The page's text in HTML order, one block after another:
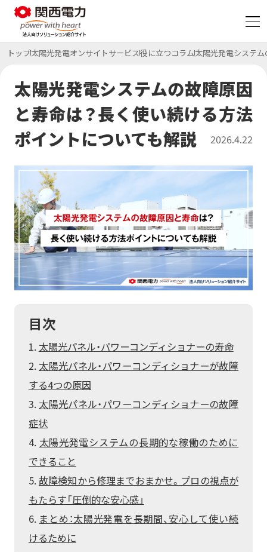
特集ページ
サービス
初期費用ゼロ・メンテもおまかせ
太陽光発電オンサイトサービス
CO₂フリー電気料金メニュー
再エネECOプラン
太陽光とセットで更なるコスト削減・脱炭素
車両・充電器もまるっとおまかせ
オフサイトPPA
その他のサービスを見る
ご採用事例
太陽光発電・再エネECOプラン
キユーピー株式会社
太陽光発電・おまかSave-Air
トッパン・フォームズ関西株式会社
コスト削減
特集ページ
サービス
空調の自動制御で省エネ
おまかSave-Air®
デマンド・レスポンスサービス
K-DXソリューション
省エネ行動の習慣化から設備の一元管理まで
エネルーク
自家発電で電気料金を削減
その他のサービスを見る
ご採用事例
®
コーナン商事株式会社
おまかSave-Air
BCP・防災
特集ページ
サービス
BCP・防災商材をコーディネート
かんでん総合防災サービス
いつでも誰でも使える蓄電池
非常用小型蓄電池販売
従業員の安否確認から集計まで自動化
安否確認システム
非常用発電機負荷試験サービス
非常時に備え、燃料保管＆配送
緊急時燃料配送
その他のサービスを見る
ご採用事例
サービス一覧
課題から探す
コスト削減
業種から探す
製造業
小売・卸業
自治体・学校
物流・運輸業
製造業ソリューション特設サイト
事例・コラム等
ご採用事例
関西電力の特徴
企業情報
電気・ガスについて
お問い合わせ
ご契約者さま
会員サイト
かんでんBiZ
トップ太陽光発電オンサイトサービス役に立つコラム太陽光発電システ
太陽光発電システムの故障原因
と寿命は？長く使い続ける方法
ポイントについても解説
2026.4.22
目次
太陽光パネル・パワーコンディショナーの寿命
太陽光パネル・パワーコンディショナーが故障
する4つの原因
太陽光パネル・パワーコンディショナーの故障
症状
太陽光発電システムの長期的な稼働のために
できること
故障検知から修理までおまかせ。プロの視点が
もたらす「圧倒的な安心感」
まとめ：太陽光発電を長期間、安心して使い続
けるために